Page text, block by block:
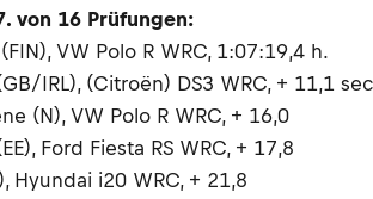
von 16 Prüfungen:
VW Polo R WRC, 1:07:19,4 h.
IRL), (Citroën) DS3 WRC, + 11,1
(N), VW Polo R WRC, + 16,0
Ford Fiesta RS WRC, + 17,8
Hyundai i20 WRC, + 21,8